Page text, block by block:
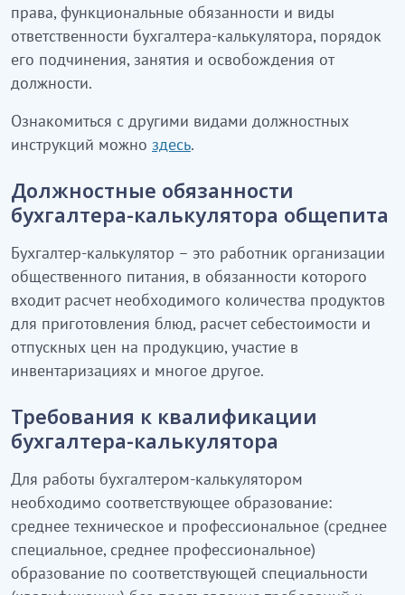
права, функциональные обязанности и виды
ответственности бухгалтера-калькулятора, порядок
его подчинения, занятия и освобождения от
должности.
Ознакомиться с другими видами должностных
инструкций можно здесь.
Должностные обязанности
бухгалтера-калькулятора общепита
Бухгалтер-калькулятор – это работник организации
общественного питания, в обязанности которого
входит расчет необходимого количества продуктов
для приготовления блюд, расчет себестоимости и
отпускных цен на продукцию, участие в
инвентаризациях и многое другое.
Требования к квалификации
бухгалтера-калькулятора
Для работы бухгалтером-калькулятором
необходимо соответствующее образование:
среднее техническое и профессиональное (среднее
специальное, среднее профессиональное)
образование по соответствующей специальности